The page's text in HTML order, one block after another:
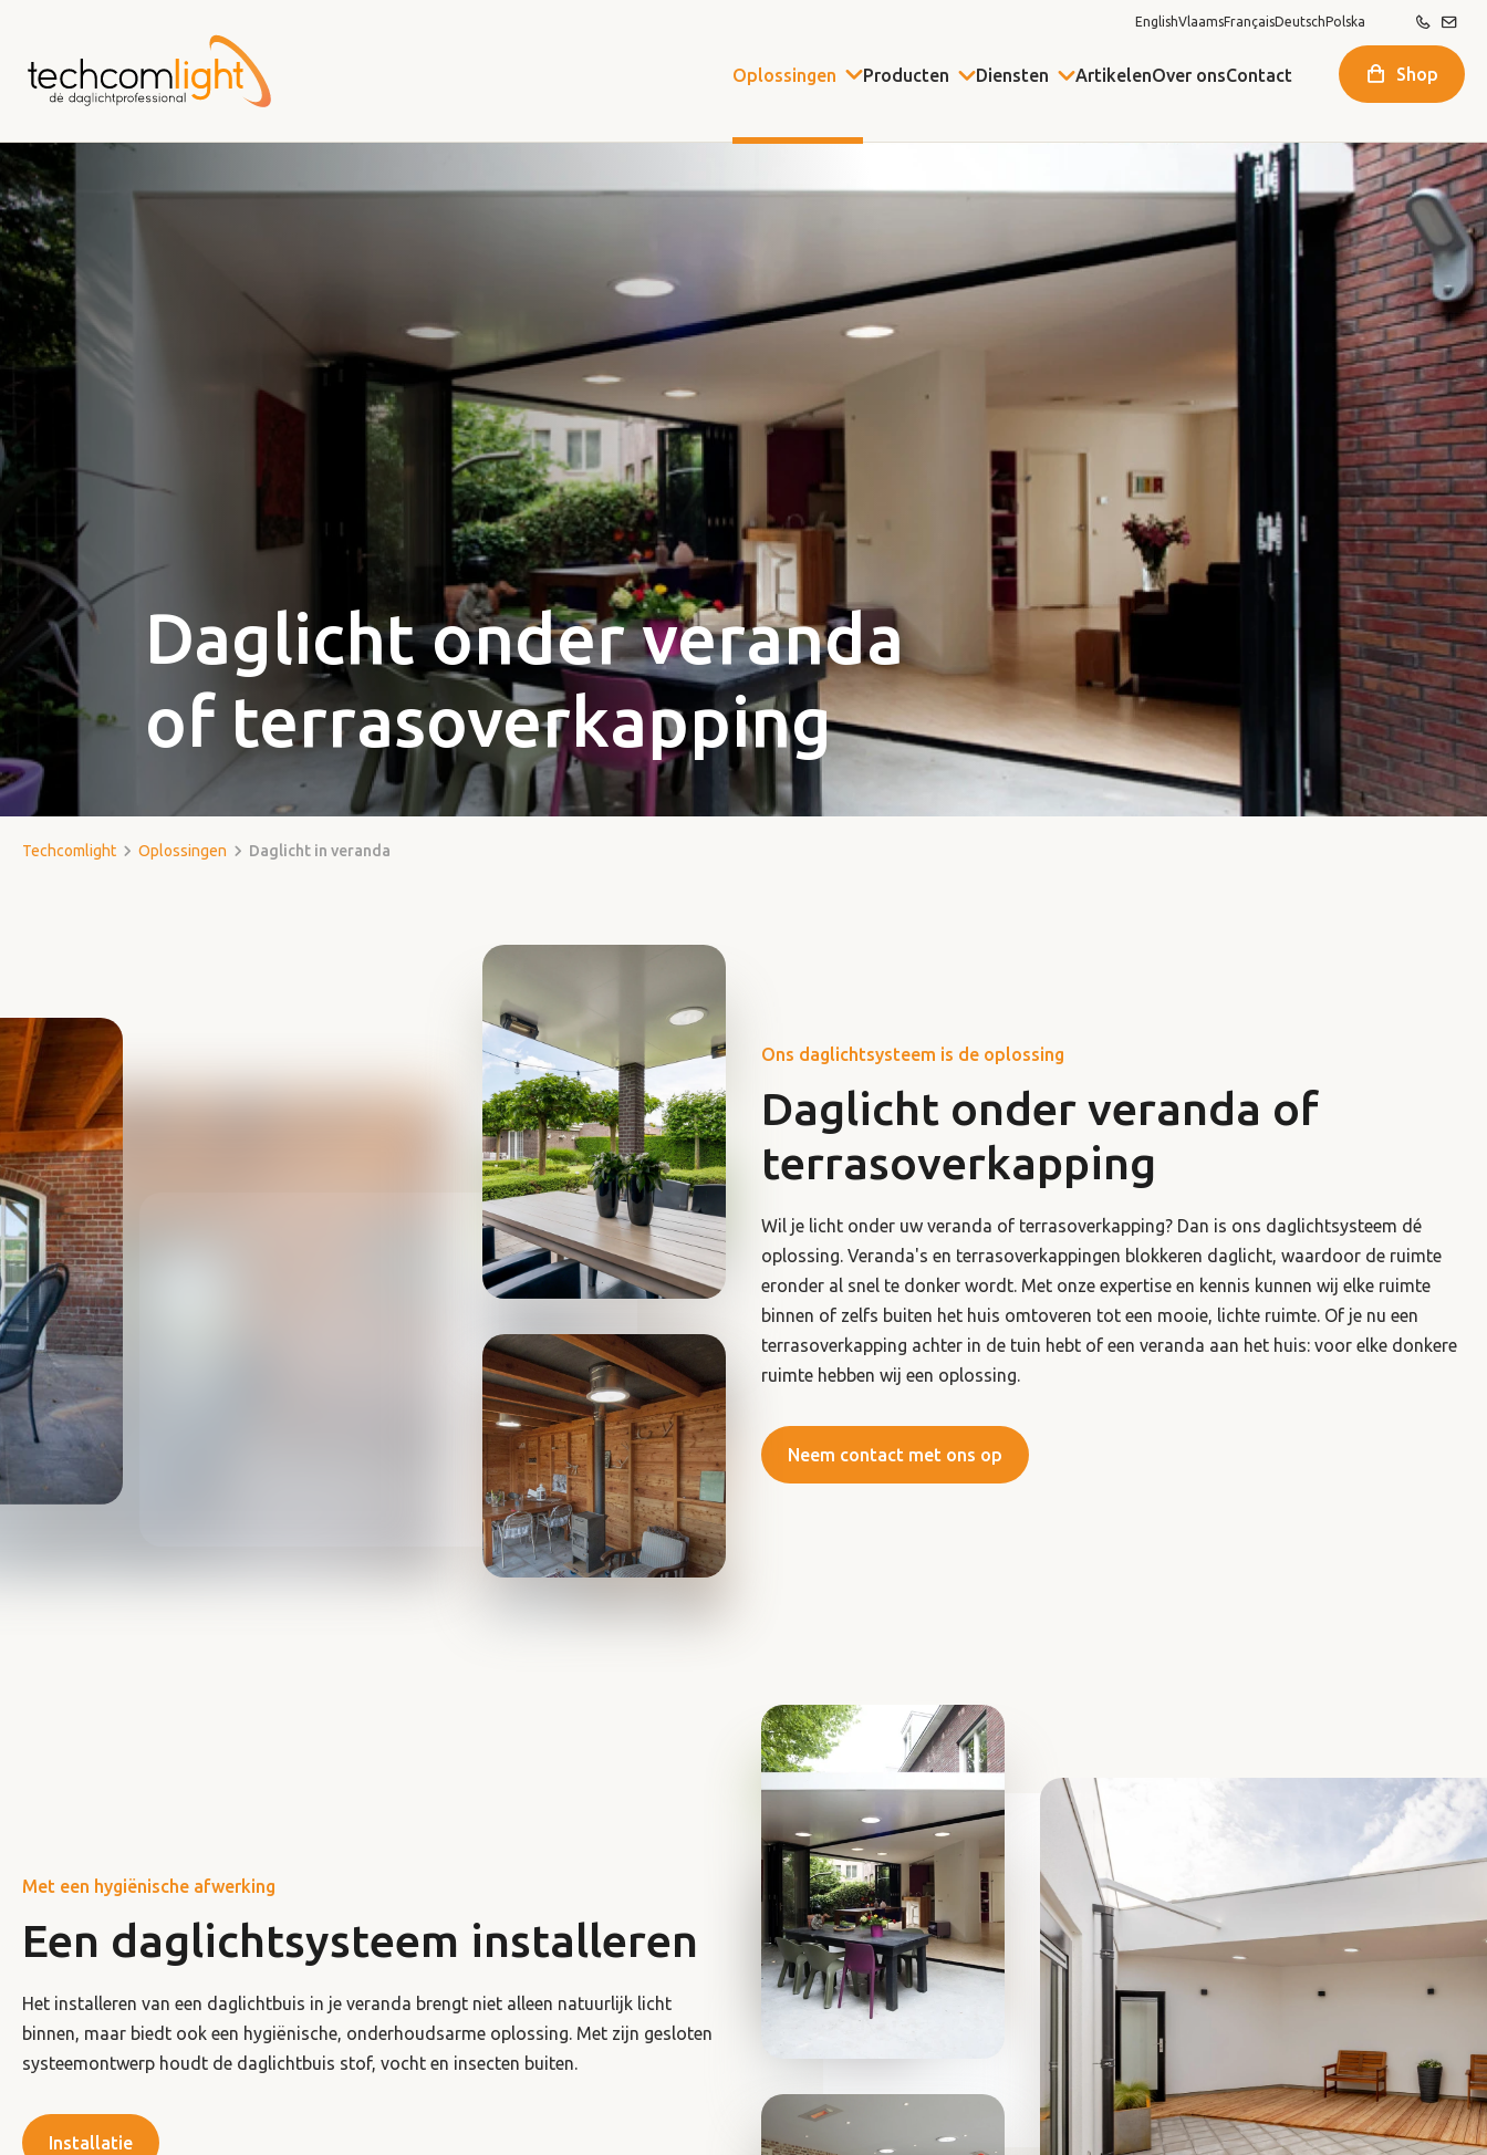
Naar
hoofdinhoud
EnglishVlaamsFrançaisDeutschPolska
Oplossingen Producten Diensten ArtikelenOver onsContact Shop
Daglicht onder veranda
of terrasoverkapping
Techcomlight Oplossingen Daglicht in veranda
Ons daglichtsysteem is de oplossing
Daglicht onder veranda of
terrasoverkapping
Wil je licht onder uw veranda of terrasoverkapping? Dan is ons daglichtsysteem dé
oplossing. Veranda's en terrasoverkappingen blokkeren daglicht, waardoor de ruimte
eronder al snel te donker wordt. Met onze expertise en kennis kunnen wij elke ruimte
binnen of zelfs buiten het huis omtoveren tot een mooie, lichte ruimte. Of je nu een
terrasoverkapping achter in de tuin hebt of een veranda aan het huis: voor elke donkere
ruimte hebben wij een oplossing.
Neem contact met ons op
Met een hygiënische afwerking
Een daglichtsysteem installeren
Het installeren van een daglichtbuis in je veranda brengt niet alleen natuurlijk licht
binnen, maar biedt ook een hygiënische, onderhoudsarme oplossing. Met zijn gesloten
systeemontwerp houdt de daglichtbuis stof, vocht en insecten buiten.
Installatie